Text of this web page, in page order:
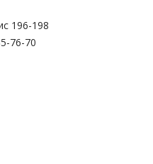
196-198
76-70